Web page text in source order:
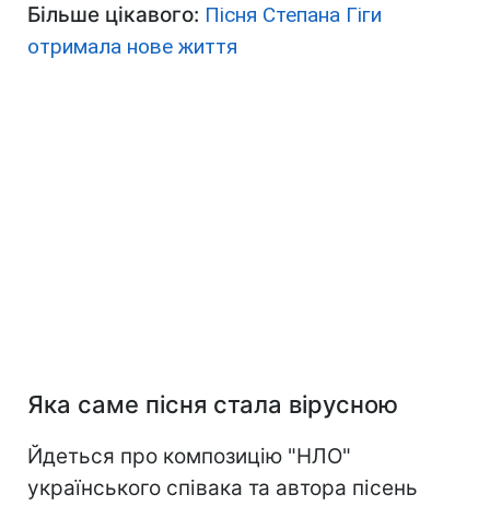
Більше цікавого: Пісня Степана Гіги
отримала нове життя
Яка саме пісня стала вірусною
Йдеться про композицію "НЛО"
українського співака та автора пісень